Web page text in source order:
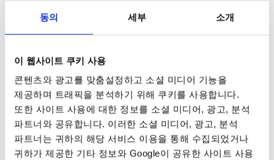
동의 세부 소개
이 웹사이트 쿠키 사용
콘텐츠와 광고를 맞춤설정하고 소셜 미디어 기능을
제공하며 트래픽을 분석하기 위해 쿠키를 사용합니다.
또한 사이트 사용에 대한 정보를 소셜 미디어, 광고, 분석
파트너와 공유합니다. 이러한 소셜 미디어, 광고, 분석
파트너는 귀하의 해당 서비스 이용을 통해 수집되었거나
귀하가 제공한 기타 정보와 Google이 공유한 사이트 사용